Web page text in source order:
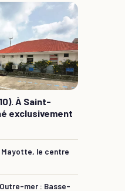
À Saint-
exclusivement
Mayotte, le centre
mer : Basse-